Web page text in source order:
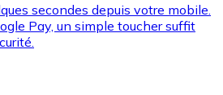
secondes depuis votre mobile.
Pay, un simple toucher suffit